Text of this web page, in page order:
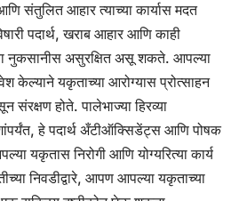
संतुलित आहार त्याच्या कार्यास मदत
पदार्थ, खराब आहार आणि काही
नुकसानीस असुरक्षित असू शकते. आपल्या
केल्याने यकृताच्या आरोग्यास प्रोत्साहन
होते. पालेभाज्या हिरव्या
हे पदार्थ अँटीऑक्सिडेंट्स आणि पोषक
यकृतास निरोगी आणि योग्यरित्या कार्य
निवडीद्वारे, आपण आपल्या यकृताच्या